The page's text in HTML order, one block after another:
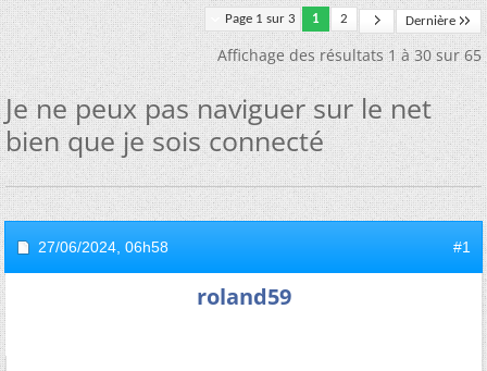
Page 1 sur 3 1 2 Dernière
Affichage des résultats 1 à 30 sur 65
Je ne peux pas naviguer sur le net
bien que je sois connecté
27/06/2024, 06h58 #1
roland59